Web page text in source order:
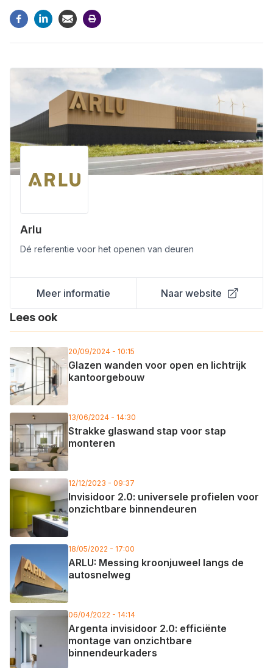
Arlu
Dé referentie voor het openen van deuren
Meer informatie Naar website
Lees ook
20/09/2024 - 10:15
Glazen wanden voor open en lichtrijk
kantoorgebouw
13/06/2024 - 14:30
Strakke glaswand stap voor stap
monteren
12/12/2023 - 09:37
Invisidoor 2.0: universele profielen voor
onzichtbare binnendeuren
18/05/2022 - 17:00
ARLU: Messing kroonjuweel langs de
autosnelweg
06/04/2022 - 14:14
Argenta invisidoor 2.0: efficiënte
montage van onzichtbare
binnendeurkaders